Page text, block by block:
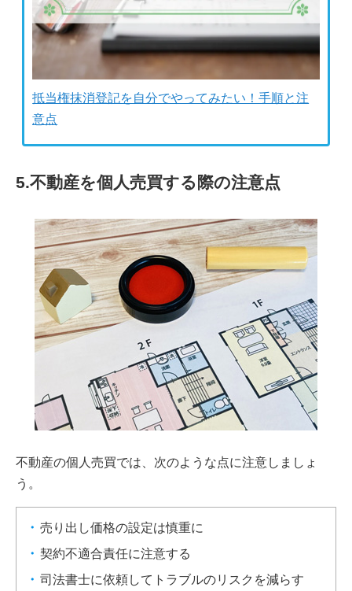
抵当権抹消登記を自分でやってみたい！手順と注
意点
5.不動産を個人売買する際の注意点
不動産の個人売買では、次のような点に注意しましょ
う。
売り出し価格の設定は慎重に
契約不適合責任に注意する
司法書士に依頼してトラブルのリスクを減らす